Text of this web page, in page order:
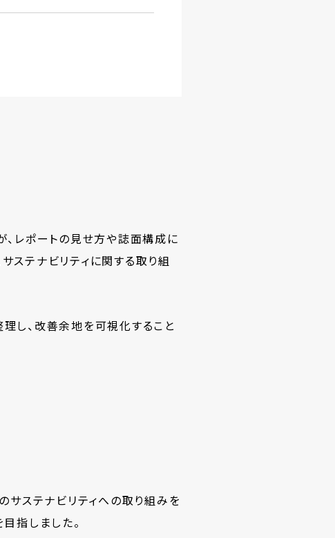
レポートの見せ方や誌面構成に
ステナビリティに関する取り組
し、改善余地を可視化すること
サステナビリティへの取り組みを
指しました。